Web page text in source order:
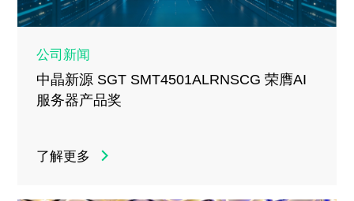
公司新闻
中晶新源 SGT SMT4501ALRNSCG 荣膺AI
服务器产品奖
了解更多